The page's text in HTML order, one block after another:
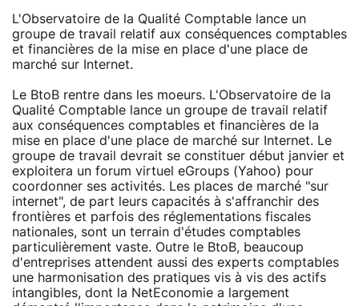
L'Observatoire de la Qualité Comptable lance un
groupe de travail relatif aux conséquences comptables
et financières de la mise en place d'une place de
marché sur Internet.
Le BtoB rentre dans les moeurs. L'Observatoire de la
Qualité Comptable lance un groupe de travail relatif
aux conséquences comptables et financières de la
mise en place d'une place de marché sur Internet. Le
groupe de travail devrait se constituer début janvier et
exploitera un forum virtuel eGroups (Yahoo) pour
coordonner ses activités. Les places de marché "sur
internet", de part leurs capacités à s'affranchir des
frontières et parfois des réglementations fiscales
nationales, sont un terrain d'études comptables
particulièrement vaste. Outre le BtoB, beaucoup
d'entreprises attendent aussi des experts comptables
une harmonisation des pratiques vis à vis des actifs
intangibles, dont la NetEconomie a largement